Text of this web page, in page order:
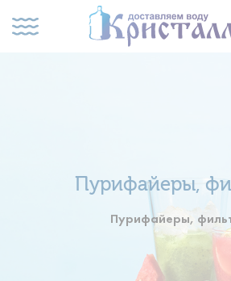
Пурифайеры,
Пурифайеры,